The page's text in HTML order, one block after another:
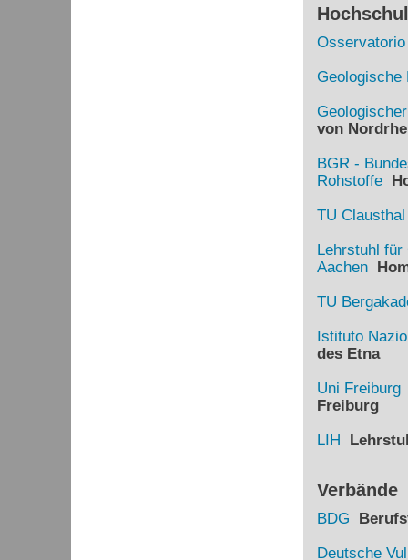
Geologische
von
BGR -
Rohstoffe
TU Clausthal
Lehrstuhl für
Aachen
TU
Istituto
des Etna
Uni Freiburg
Freiburg
LIH
Verbände
BDG
Deutsche